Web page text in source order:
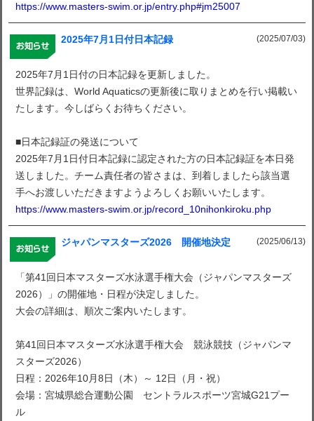
https://www.masters-swim.or.jp/entry.php#jm25007
(2025/07/03)
2025年7月1日付日本記録
2025年7月1日付の日本記録を更新しました。
世界記録は、World Aquaticsの更新後に取りまとめを行い掲載い
たします。今しばらくお待ちください。
■日本記録証の発送について
2025年7月1日付日本記録に認定された方の日本記録証を本日発
送しました。チーム責任者の皆さまは、到着しましたら該当選
手へお渡しいただきますようよろしくお願いいたします。
https://www.masters-swim.or.jp/record_10nihonkiroku.php
(2025/06/13)
ジャパンマスターズ2026 開催地決定
「第41回日本マスターズ水泳選手権大会（ジャパンマスターズ
2026）」の開催地・日程が決定しました。
大会の詳細は、順次ご案内いたします。
第41回日本マスターズ水泳選手権大会 競泳競技（ジャパンマ
スターズ2026）
日程：2026年10月8日（木）～ 12日（月・祝）
会場：宮城県総合運動公園 セントラルスポーツ宮城G21プー
ル